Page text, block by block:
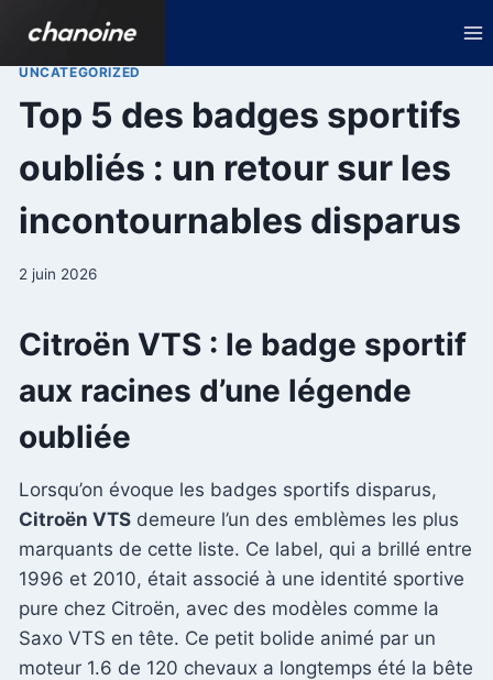
contenu
UNCATEGORIZED
Top 5 des badges sportifs
oubliés : un retour sur les
incontournables disparus
2 juin 2026
Citroën VTS : le badge sportif
aux racines d’une légende
oubliée
Lorsqu’on évoque les badges sportifs disparus,
Citroën VTS demeure l’un des emblèmes les plus
marquants de cette liste. Ce label, qui a brillé entre
1996 et 2010, était associé à une identité sportive
pure chez Citroën, avec des modèles comme la
Saxo VTS en tête. Ce petit bolide animé par un
moteur 1.6 de 120 chevaux a longtemps été la bête